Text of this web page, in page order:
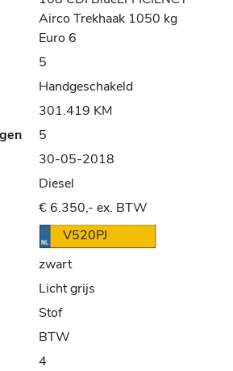
Airco Trekhaak 1050 kg
Euro 6
5
Handgeschakeld
301.419 KM
5
30-05-2018
Diesel
€ 6.350,- ex. BTW
V520PJ
zwart
Licht grijs
Stof
BTW
4